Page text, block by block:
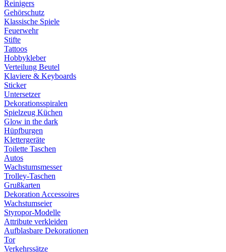
Reinigers
Gehörschutz
Klassische Spiele
Feuerwehr
Stifte
Tattoos
Hobbykleber
Verteilung Beutel
Klaviere & Keyboards
Sticker
Untersetzer
Dekorationsspiralen
Spielzeug Küchen
Glow in the dark
Hüpfburgen
Klettergeräte
Toilette Taschen
Autos
Wachstumsmesser
Trolley-Taschen
Grußkarten
Dekoration Accessoires
Wachstumseier
Styropor-Modelle
Attribute verkleiden
Aufblasbare Dekorationen
Tor
Verkehrssätze